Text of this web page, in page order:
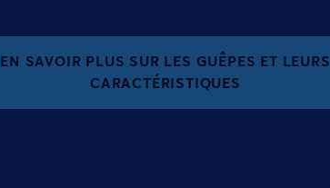
EN SAVOIR PLUS SUR LES GUÊPES ET LEURS
CARACTÉRISTIQUES